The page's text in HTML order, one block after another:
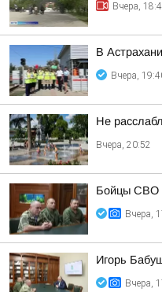
Вчера,
В
Вчера,
Не
Вчера, 20:52
Бойцы СВО
Вчера,
Игорь
Вчера,